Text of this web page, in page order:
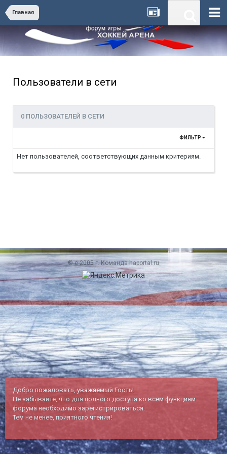
Главная
Пользователи в сети
0 ПОЛЬЗОВАТЕЛЕЙ В СЕТИ
ФИЛЬТР
Нет пользователей, соответствующих данным критериям.
© c 2005 г. Команда haportal.ru
Добро пожаловать, уважаемый Гость!
Не забывайте, что для полного доступа ко всем функциям
форума необходимо зарегистрироваться.
Тем не менее, приятного чтения!